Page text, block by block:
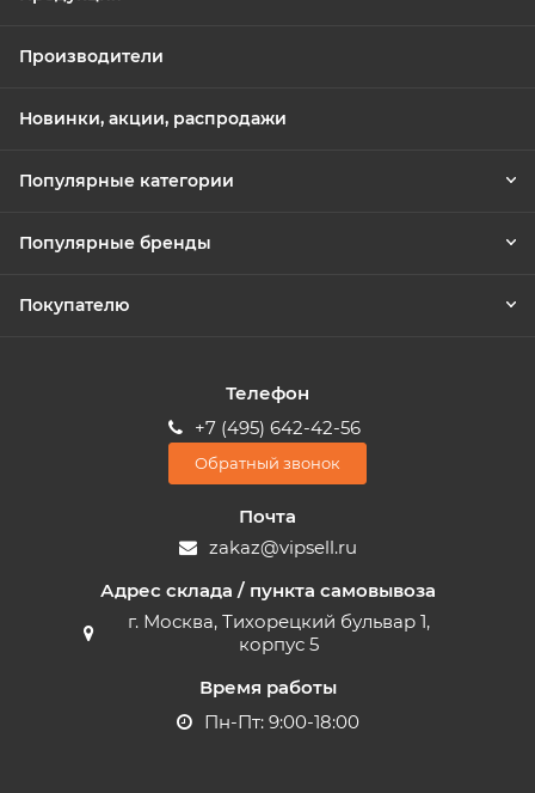
Производители
Новинки, акции, распродажи
Популярные категории
Популярные бренды
Покупателю
Телефон
+7 (495) 642-42-56
Обратный звонок
Почта
zakaz@vipsell.ru
Адрес склада / пункта самовывоза
г. Москва, Тихорецкий бульвар 1,
корпус 5
Время работы
Пн-Пт: 9:00-18:00